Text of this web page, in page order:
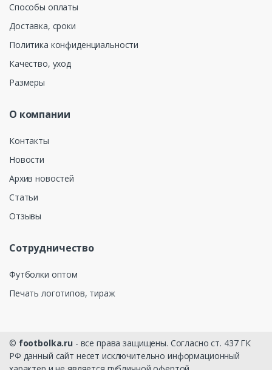
Способы оплаты
Доставка, сроки
Политика конфиденциальности
Качество, уход
Размеры
О компании
Контакты
Новости
Архив новостей
Статьи
Отзывы
Сотрудничество
Футболки оптом
Печать логотипов, тираж
© footbolka.ru - все права защищены. Согласно ст. 437 ГК
РФ данный сайт несет исключительно информационный